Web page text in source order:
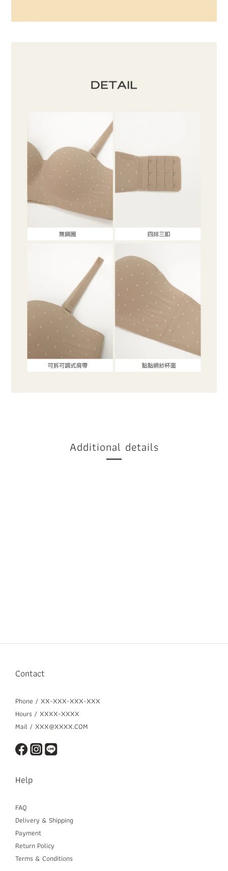
Additional details
Contact
Phone / XX-XXX-XXX-XXX
Hours / XXXX-XXXX
Mail / XXX@XXXX.COM
Help
FAQ
Delivery & Shipping
Payment
Return Policy
Terms & Conditions